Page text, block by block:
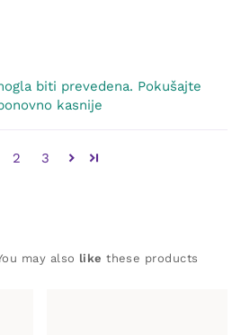
biti prevedena. Pokušajte
kasnije
2 3
may also like these products